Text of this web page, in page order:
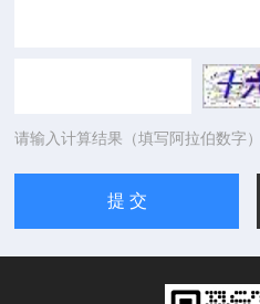
请输入计算结果（填写阿拉伯数字